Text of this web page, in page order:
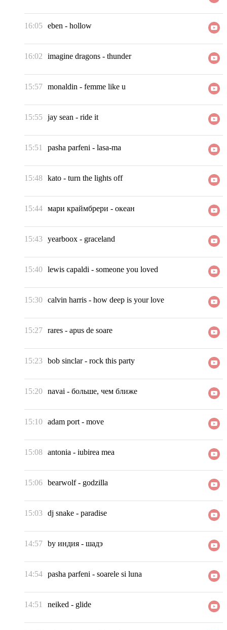
16:05 eben - hollow
16:02 imagine dragons - thunder
15:57 monaldin - femme like u
15:55 jay sean - ride it
15:51 pasha parfeni - lasa-ma
15:48 kato - turn the lights off
15:44 мари краймбрери - океан
15:43 yearboox - graceland
15:40 lewis capaldi - someone you loved
15:30 calvin harris - how deep is your love
15:27 rares - apus de soare
15:23 bob sinclar- rock this party
15:20 navai - больше, чем ближе
15:10 adam port - move
15:08 antonia - iubirea mea
15:06 bearwolf- godzilla
15:03 dj snake - paradise
14:57 by индия - шадэ
14:54 pasha parfeni - soarele si luna
14:51 neiked - glide